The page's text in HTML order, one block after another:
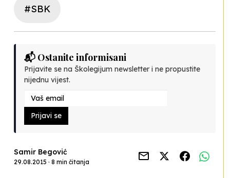
#SBK
📬 Ostanite informisani
Prijavite se na Školegijum newsletter i ne propustite
nijednu vijest.
Prijavi se
Samir Begović
29.08.2015 · 8 min čitanja